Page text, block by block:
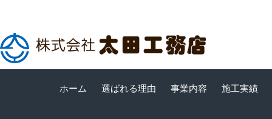
ホーム 選ばれる理由 事業内容 施工実績